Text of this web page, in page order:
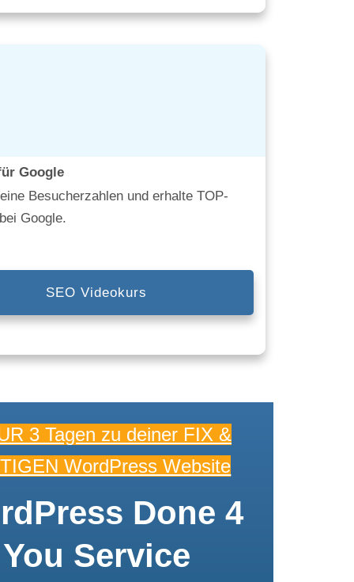
Google
Besucherzahlen und erhalte TOP-
Google.
SEO Videokurs
3 Tagen zu deiner FIX &
WordPress Website
Done 4
You Service